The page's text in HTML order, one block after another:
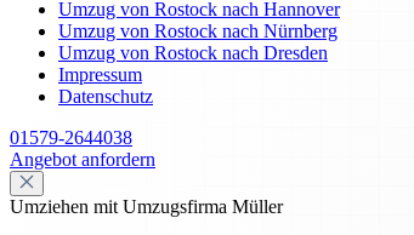
Umzug von Rostock nach Hannover
Umzug von Rostock nach Nürnberg
Umzug von Rostock nach Dresden
Impressum
Datenschutz
01579-2644038
Angebot anfordern
Umziehen mit Umzugsfirma Müller